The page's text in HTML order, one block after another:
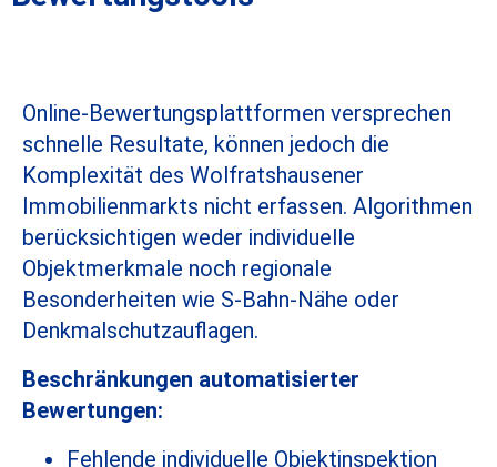
Online-Bewertungsplattformen versprechen
schnelle Resultate, können jedoch die
Komplexität des Wolfratshausener
Immobilienmarkts nicht erfassen. Algorithmen
berücksichtigen weder individuelle
Objektmerkmale noch regionale
Besonderheiten wie S-Bahn-Nähe oder
Denkmalschutzauflagen.
Beschränkungen automatisierter
Bewertungen:
Fehlende individuelle Objektinspektion